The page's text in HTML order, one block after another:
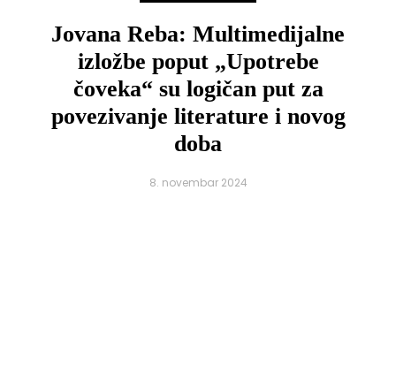
Jovana Reba: Multimedijalne
izložbe poput „Upotrebe
čoveka“ su logičan put za
povezivanje literature i novog
doba
8. novembar 2024